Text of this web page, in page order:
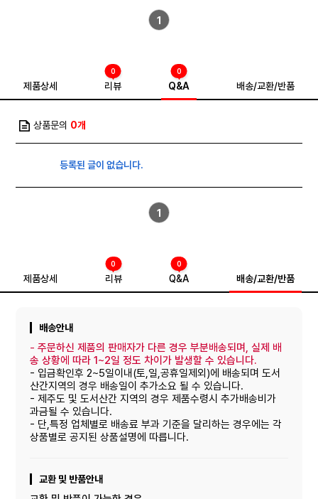
1
제품상세 리뷰
0
Q&A
0
배송/교환/반품
상품문의 0개
등록된 글이 없습니다.
1
제품상세 리뷰
0
Q&A
0
배송/교환/반품
배송안내
-주문하신 제품의 판매자가 다른 경우 부분배송되며, 실제 배
송 상황에 따라 1~2일 정도 차이가 발생할 수 있습니다.
- 입금확인후 2~5일이내(토,일,공휴일제외)에 배송되며 도서
산간지역의 경우 배송일이 추가소요 될 수 있습니다.
- 제주도 및 도서산간 지역의 경우 제품수령시 추가배송비가
과금될 수 있습니다.
- 단,특정 업체별로 배송료 부과 기준을 달리하는 경우에는 각
상품별로 공지된 상품설명에 따릅니다.
교환 및 반품안내